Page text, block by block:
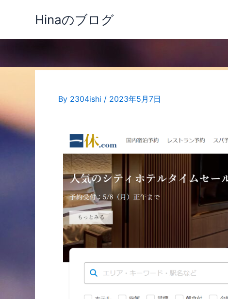
ッ
Hinaのブログ
By 2304ishi / 2023年5月7日